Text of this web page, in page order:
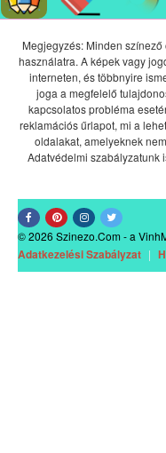
Megjegyzés: Minden
használatra. A képek vagy
interneten, és többnyire
joga a megfelelő
kapcsolatos probléma
reklamációs űrlapot, mi a
oldalakat, amelyeknek
Adatvédelmi szabályzatunk
© 2026 Szinezo.Com - a
Adatkezelési Szabályzat |